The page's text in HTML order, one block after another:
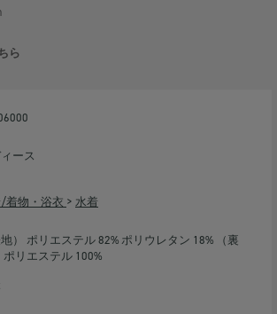
ら
ース
着物・浴衣 > 水着
地） ポリエステル 82% ポリウレタン 18% （裏
ポリエステル 100%